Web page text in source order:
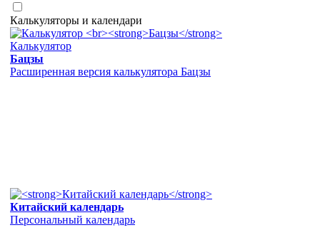
Калькуляторы и календари
Калькулятор
Бацзы
Расширенная версия калькулятора Бацзы
Китайский календарь
Персональный календарь